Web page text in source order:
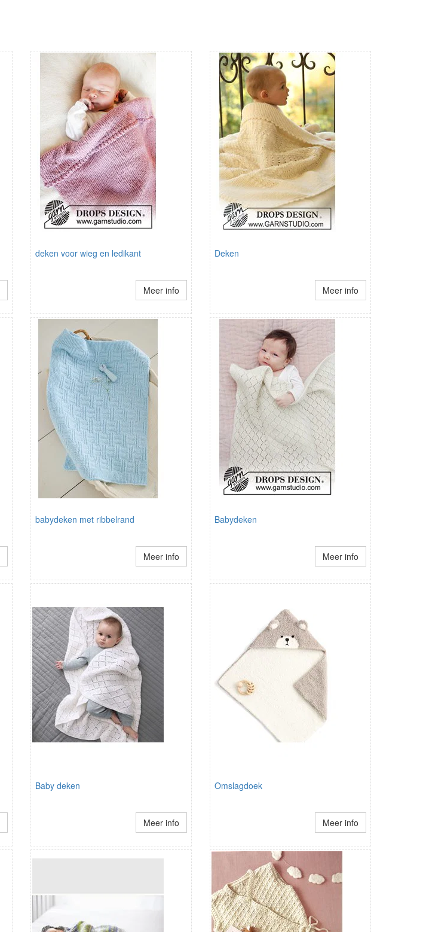
deken voor wieg en ledikant
Meer info
Deken
Meer info
babydeken met ribbelrand
Meer info
Babydeken
Meer info
Baby deken
Meer info
Omslagdoek
Meer info